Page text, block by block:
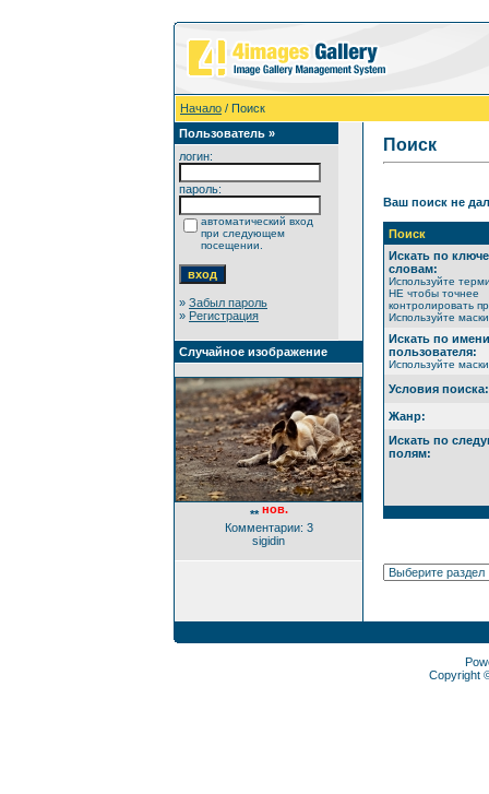
Начало / Поиск
Пользователь »
логин:
пароль:
автоматический вход
при следующем
посещении.
» Забыл пароль
» Регистрация
Случайное изображение
** нов.
Комментарии: 3
sigidin
Поиск
Ваш поиск не дал
Поиск
Искать по
словам:
Используйте
НЕ чтобы точнее
контролировать
Используйте
Искать по имени
пользователя:
Используйте
Условия поиска:
Жанр:
Искать по
полям:
Copyright